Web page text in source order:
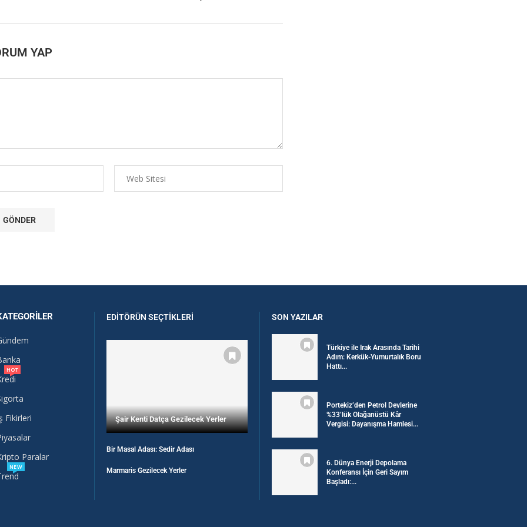
YAP
HOT
Fikirleri
Paralar
NEW
EDITÖRÜN SEÇTIKLERI
Şair Kenti Datça Gezilecek Yerler
Bir Masal Adası: Sedir Adası
Marmaris Gezilecek Yerler
SON YAZILAR
Türkiye ile Irak Arasında Tarihi
Adım: Kerkük-Yumurtalık Boru
Hattı...
Portekiz’den Petrol Devlerine
%33’lük Olağanüstü Kâr
Vergisi: Dayanışma Hamlesi...
6. Dünya Enerji Depolama
Konferansı İçin Geri Sayım
Başladı:...